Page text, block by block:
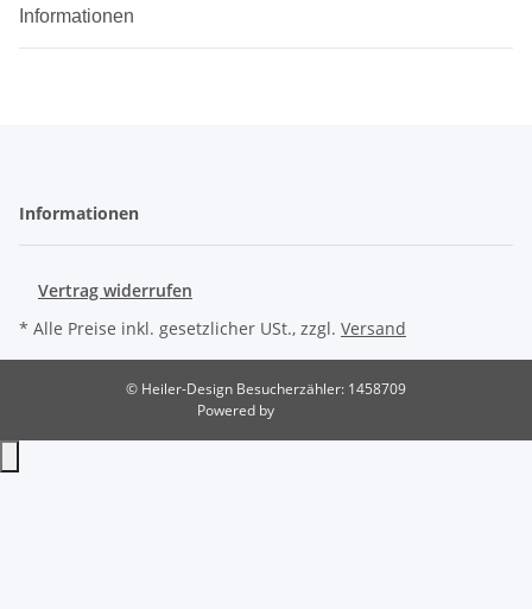
Informationen
Informationen
Vertrag widerrufen
* Alle Preise inkl. gesetzlicher USt., zzgl. Versand
© Heiler-Design Besucherzähler: 1458709
Powered by